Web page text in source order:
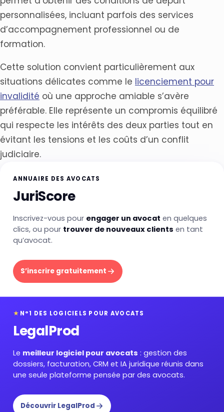
personnalisées, incluant parfois des services
d’accompagnement professionnel ou de
formation.
Cette solution convient particulièrement aux
situations délicates comme le licenciement pour
invalidité où une approche amiable s’avère
préférable. Elle représente un compromis équilibré
qui respecte les intérêts des deux parties tout en
évitant les tensions et les coûts d’un conflit
judiciaire.
ANNUAIRE DES AVOCATS
JuriScore
Inscrivez-vous pour engager un avocat en quelques
clics, ou pour trouver de nouveaux clients en tant
qu’avocat.
S’inscrire gratuitement
★ N°1 DES LOGICIELS POUR AVOCATS
LegalProd
Le meilleur logiciel pour avocats : gestion des
dossiers, facturation, CRM et IA juridique réunis dans
une seule plateforme pensée par des avocats.
Découvrir LegalProd